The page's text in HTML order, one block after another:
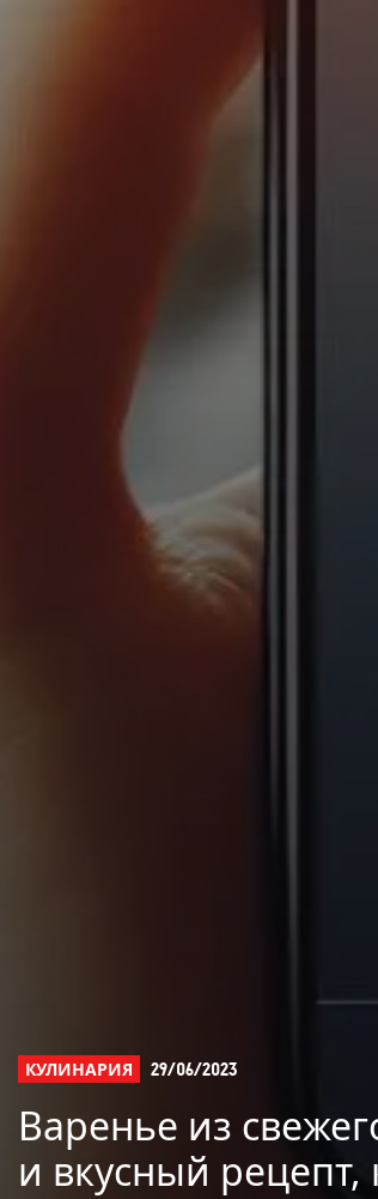
КУЛИНАРИЯ 29/06/2023
Варенье из
и вкусный